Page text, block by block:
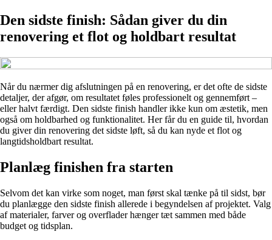
Den sidste finish: Sådan giver du din
renovering et flot og holdbart resultat
Når du nærmer dig afslutningen på en renovering, er det ofte de sidste
detaljer, der afgør, om resultatet føles professionelt og gennemført –
eller halvt færdigt. Den sidste finish handler ikke kun om æstetik, men
også om holdbarhed og funktionalitet. Her får du en guide til, hvordan
du giver din renovering det sidste løft, så du kan nyde et flot og
langtidsholdbart resultat.
Planlæg finishen fra starten
Selvom det kan virke som noget, man først skal tænke på til sidst, bør
du planlægge den sidste finish allerede i begyndelsen af projektet. Valg
af materialer, farver og overflader hænger tæt sammen med både
budget og tidsplan.